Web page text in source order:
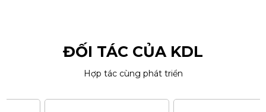
ĐỐI TÁC CỦA KDL
Hợp tác cùng phát triển